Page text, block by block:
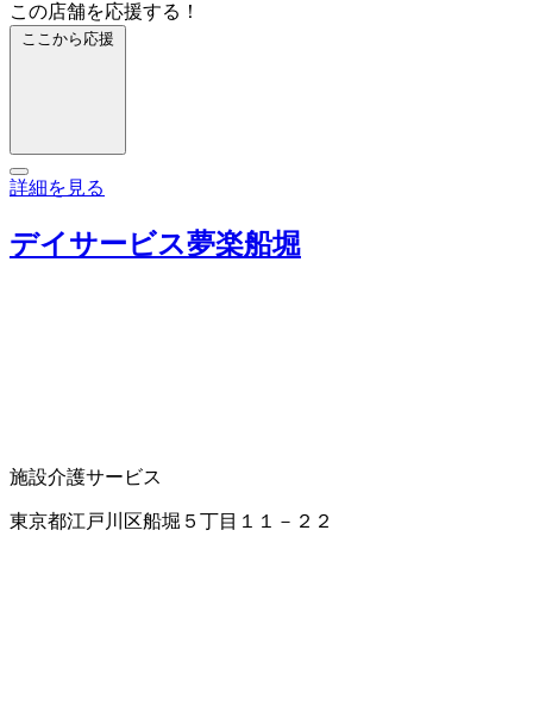
この店舗を応援する！
ここから応援
詳細を見る
デイサービス夢楽船堀
施設介護サービス
東京都江戸川区船堀５丁目１１－２２